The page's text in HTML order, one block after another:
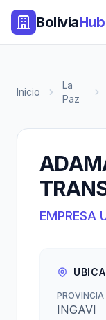
BoliviaHub
Inicio
La
Paz
EMPRESA
PROVINCIA
INGAVI